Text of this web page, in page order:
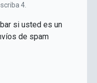
4.
si usted es un
de spam